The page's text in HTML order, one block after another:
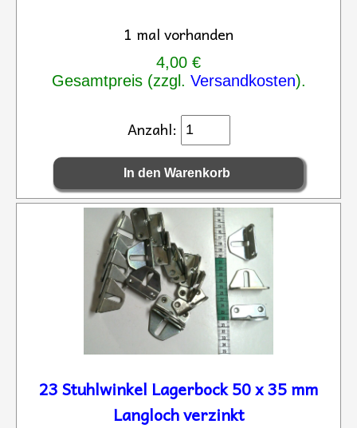
1 mal vorhanden
4,00 €
Gesamtpreis (zzgl. Versandkosten).
Anzahl:
23 Stuhlwinkel Lagerbock 50 x 35 mm
Langloch verzinkt